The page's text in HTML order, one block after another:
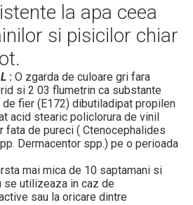
la apa ceea
si pisicilor chiar
: O zgarda de culoare gri fara
si 2 03 flumetrin ca substante
fier (E172) dibutiladipat propilen
acid stearic policlorura de vinil
de pureci ( Ctenocephalides
Dermacentor spp.) pe o perioada
mai mica de 10 saptamani si
se utilizeaza in caz de
sau la oricare dintre